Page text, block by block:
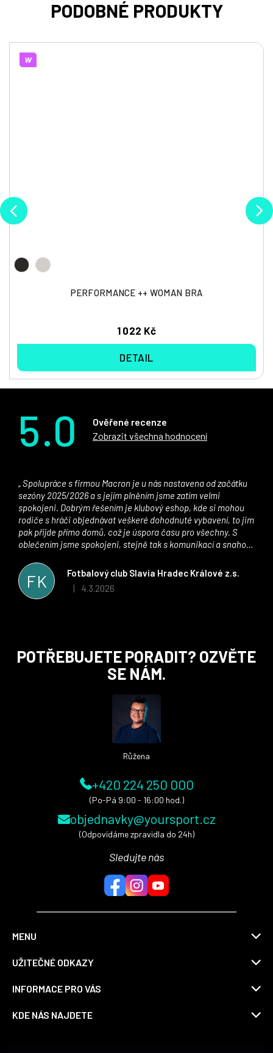
W
PERFORMANCE ++ WOMAN BRA
1 022 Kč
DETAIL
5.0
Ověřené recenze
Zobrazit všechna hodnocení
FK
Fotbalový club Slavia Hradec Králové z.s.
Hodnocení obchodu je 5 z 5 hvězdiček.
| 4.3.2026
sezóny 2025/2026 a s jejím plněním jsme zatím velmi
spokojeni. Dobrým řešením je klubový eshop, kde si mohou
rodiče s hráči objednávat veškeré dohodnuté vybavení, to jim
pak přijde přímo domů, což je úspora času pro všechny. S
oblečením jsme spokojeni, stejně tak s komunikací a snahou
stran. Věříme, že v tomto duchu bude spolupráce pokračovat
i nadále, nyní už začínáme řešit i první sady dresů ;)
POTŘEBUJETE PORADIT? OZVĚTE
SE NÁM.
Růžena
+420 224 250 000
(Po-Pá 9:00 - 16:00 hod.)
objednavky@yoursport.cz
(Odpovídáme zpravidla do 24h)
Sledujte nás
MENU
UŽITEČNÉ ODKAZY
INFORMACE PRO VÁS
KDE NÁS NAJDETE